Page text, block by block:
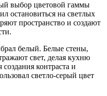
выбор цветовой гаммы
остановиться на светлых
пространство и создают
белый. Белые стены,
свет, делая кухню
контраста и
светло-серый цвет